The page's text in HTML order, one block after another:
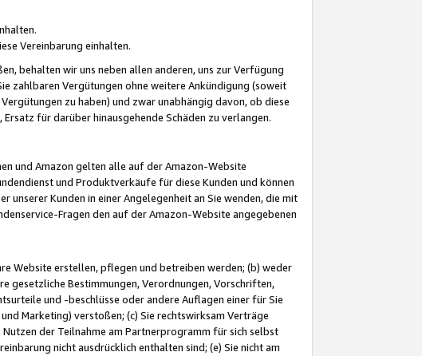
Vereinbarung einhalten.
behalten wir uns neben allen anderen, uns zur Verfügung
zahlbaren Vergütungen ohne weitere Ankündigung (soweit
zu haben) und zwar unabhängig davon, ob diese
für darüber hinausgehende Schäden zu verlangen.
und Amazon gelten alle auf der Amazon-Website
und Produktverkäufe für diese Kunden und können
Kunden in einer Angelegenheit an Sie wenden, die mit
Fragen den auf der Amazon-Website angegebenen
Website erstellen, pflegen und betreiben werden; (b) weder
gesetzliche Bestimmungen, Verordnungen, Vorschriften,
und -beschlüsse oder andere Auflagen einer für Sie
Marketing) verstoßen; (c) Sie rechtswirksam Verträge
der Teilnahme am Partnerprogramm für sich selbst
nicht ausdrücklich enthalten sind; (e) Sie nicht am